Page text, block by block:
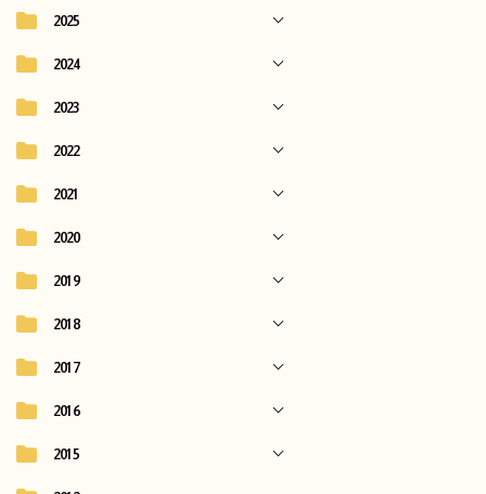
2025
2024
2023
2022
2021
2020
2019
2018
2017
2016
2015